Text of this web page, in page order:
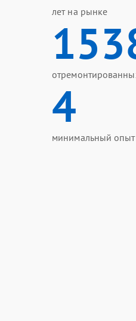
лет на рынке
4
минимальный